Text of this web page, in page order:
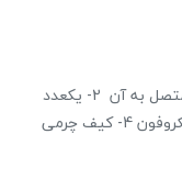
1- میکروفون با کابل 5 متری متصل به آن 2- یکعدد
منبع تغذیه و فیش اتصال به میکسر 3- ابر میکروفون 4- کیف چرمی